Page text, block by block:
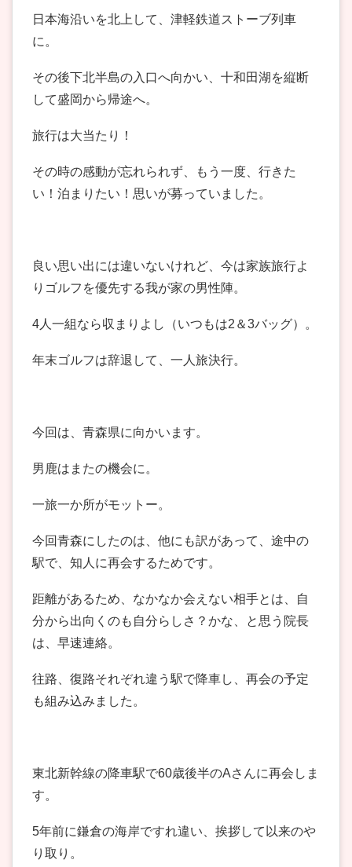
日本海沿いを北上して、津軽鉄道ストーブ列車
に。
その後下北半島の入口へ向かい、十和田湖を縦断
して盛岡から帰途へ。
旅行は大当たり！
その時の感動が忘れられず、もう一度、行きた
い！泊まりたい！思いが募っていました。
良い思い出には違いないけれど、今は家族旅行よ
りゴルフを優先する我が家の男性陣。
4人一組なら収まりよし（いつもは2＆3バッグ）。
年末ゴルフは辞退して、一人旅決行。
今回は、青森県に向かいます。
男鹿はまたの機会に。
一旅一か所がモットー。
今回青森にしたのは、他にも訳があって、途中の
駅で、知人に再会するためです。
距離があるため、なかなか会えない相手とは、自
分から出向くのも自分らしさ？かな、と思う院長
は、早速連絡。
往路、復路それぞれ違う駅で降車し、再会の予定
も組み込みました。
東北新幹線の降車駅で60歳後半のAさんに再会しま
す。
5年前に鎌倉の海岸ですれ違い、挨拶して以来のや
り取り。